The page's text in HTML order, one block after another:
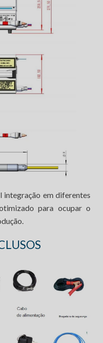
integração em diferentes
para ocupar o